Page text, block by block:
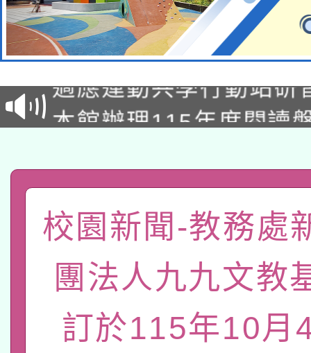
本校115學年度第2次
招甄選結果公告(無人
招)
本館辦理115年度閱讀
礎課程
A3數位素養講師名單
「數位內容與教學軟體
pilot」
薪期間赴陸應申請許可
轉知經濟部水利署委託
業技術研究院辦理「
115年8月22日(星期六
校園新聞-教務處
團法人九九文教
訂於115年10月